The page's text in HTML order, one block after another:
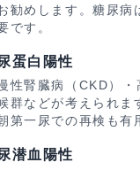
勧めします。糖尿病
です。
蛋白陽性
性腎臓病（CKD）
群などが考えられま
第一尿での再検も有
潜血陽性